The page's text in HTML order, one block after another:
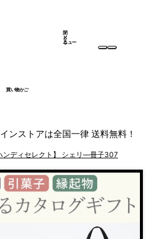
買い物かご
メ
ニュー
閉
じ
る
ンストアは全国一律 送料無料！
ンディセレクト】 シェリ―冊子307